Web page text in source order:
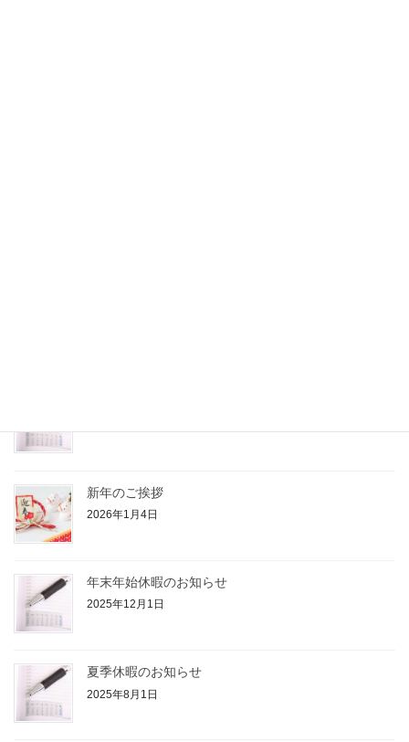
新年のご挨拶
2026年1月4日
年末年始休暇のお知らせ
2025年12月1日
夏季休暇のお知らせ
2025年8月1日